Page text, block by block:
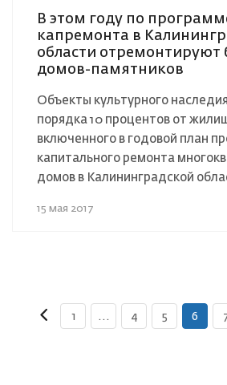
В этом году по
капремонта в
области отремонтируют
домов-памятников
Объекты культурного
порядка 10 процентов от
включенного в годовой план
капитального ремонта
домов в Калининградской
15 мая 2017
1 ... 4 5 6